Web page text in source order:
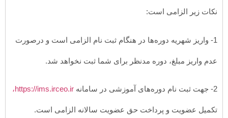
نکات زیر الزامی است:
1- واریز شهریه دوره‌ها در هنگام ثبت نام الزامی است و درصورت
عدم واریز مبلغ، دوره مدنظر برای شما ثبت نخواهد شد.
2- جهت ثبت نام دوره‌های آموزشی در سامانه https://ims.irceo.ir،
تکمیل عضویت و پرداخت حق عضویت سالانه الزامی است.